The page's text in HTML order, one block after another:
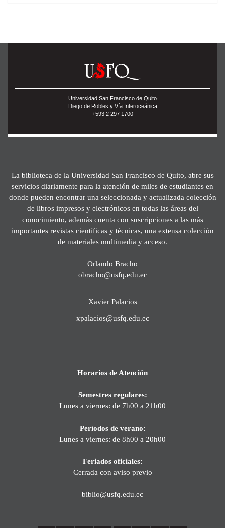
Universidad San Francisco de Quito
Diego de Robles y Vía Interoceánica
+593 2 297 1700
La biblioteca de la Universidad San Francisco de Quito, abre sus
servicios diariamente para la atención de miles de estudiantes en
donde pueden encontrar una seleccionada y actualizada colección
de libros impresos y electrónicos en todas las áreas del
conocimiento, además cuenta con suscripciones a las más
importantes revistas científicas y técnicas, una extensa colección
de materiales multimedia y acceso.
Orlando Bracho
obracho@usfq.edu.ec
Xavier Palacios
xpalacios@usfq.edu.ec
Horarios de Atención
Semestres regulares:
Lunes a viernes: de 7h00 a 21h00
Períodos de verano:
Lunes a viernes: de 8h00 a 20h00
Feriados oficiales:
Cerrada con aviso previo
biblio@usfq.edu.ec